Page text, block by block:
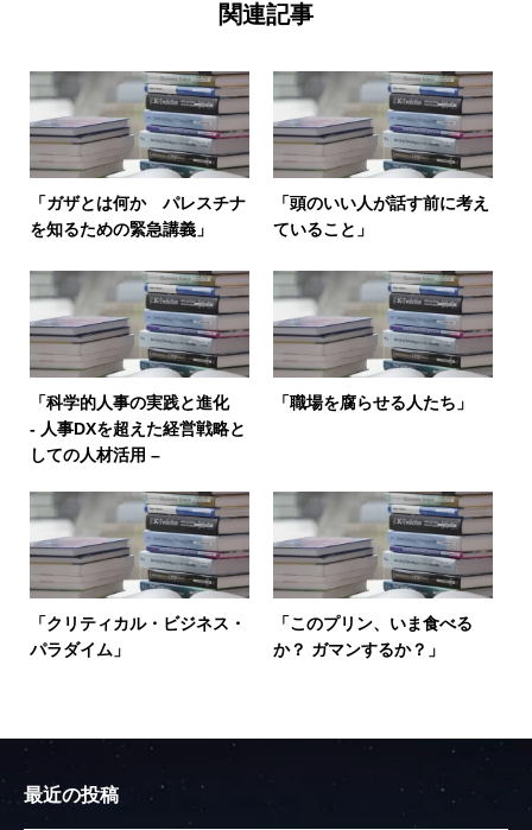
関連記事
「ガザとは何か パレスチナ
を知るための緊急講義」
「頭のいい人が話す前に考え
ていること」
「科学的人事の実践と進化
- 人事DXを超えた経営戦略と
しての人材活用 –
「職場を腐らせる人たち」
「クリティカル・ビジネス・
パラダイム」
「このプリン、いま食べる
か？ ガマンするか？」
最近の投稿